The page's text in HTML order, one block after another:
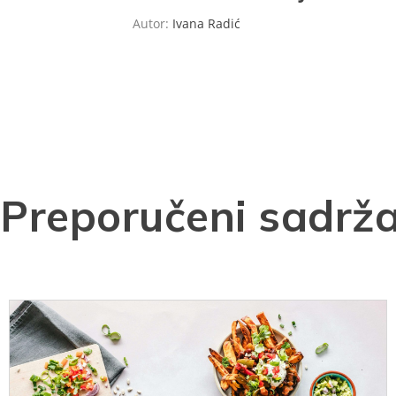
Autor: Ivana Radić
Preporučeni